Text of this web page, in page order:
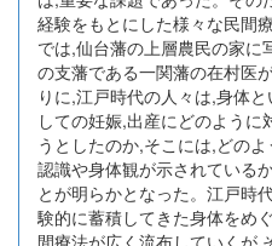
経験をもとにした様々な民間
では,仙台藩の上層農民の家に
の支藩である一関藩の在村医
りに,江戸時代の人々は,身体
しての妊娠,出産にどのよう
うとしたのか,そこには,どの
認識や身体観が示されている
とが明らかとなった。江戸時
験的に蓄積してきた身体をめ
間療法が広く流布していくが,